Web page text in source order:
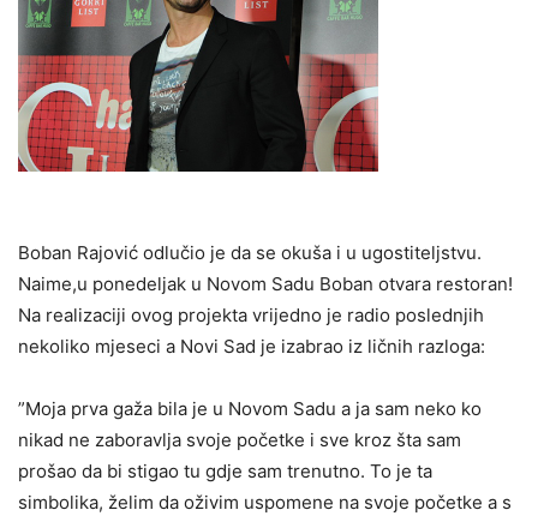
Boban Rajović odlučio je da se okuša i u ugostiteljstvu.
Naime,u ponedeljak u Novom Sadu Boban otvara restoran!
Na realizaciji ovog projekta vrijedno je radio poslednjih
nekoliko mjeseci a Novi Sad je izabrao iz ličnih razloga:
”Moja prva gaža bila je u Novom Sadu a ja sam neko ko
nikad ne zaboravlja svoje početke i sve kroz šta sam
prošao da bi stigao tu gdje sam trenutno. To je ta
simbolika, želim da oživim uspomene na svoje početke a s